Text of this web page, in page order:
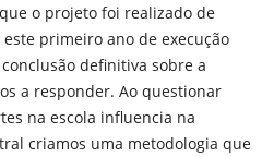
o projeto foi realizado de
primeiro ano de execução
definitiva sobre a
a responder. Ao questionar
na escola influencia na
criamos uma metodologia que